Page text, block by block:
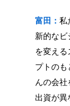
富田： 私
新的なビ
を変え
プトの
んの会
出資が異